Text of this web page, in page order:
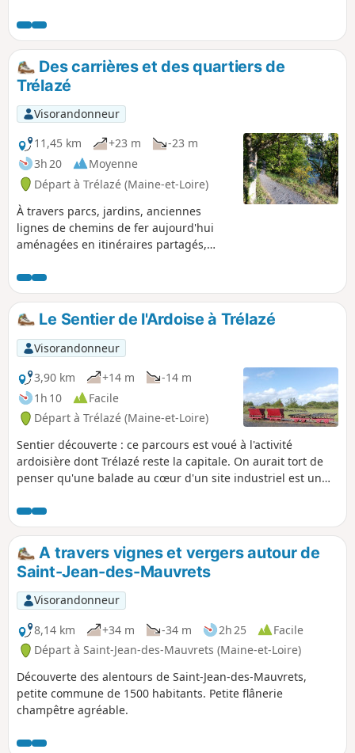
vallée en regorge. Vous remonterez
l’Authion par ses rives, vers le bourg de
Trélazé. Vous reviendrez par la Levée
Napoléon. Vous gravirez la Butte du
Buisson qui vous offrira un point de vue
inoubliable sur la Vallée. Parcours
essentiellement nature à la découverte
de la faune et de la flore typiques de
cette "friche industrielle".
Des carrières et des quartiers de
Trélazé
Visorandonneur
11,45 km
+23 m
-23 m
3h 20
Moyenne
Départ à Trélazé (Maine-et-Loire)
À travers parcs, jardins, anciennes
lignes de chemins de fer aujourd'hui
aménagées en itinéraires partagés,
de schiste et l'habitat de cette ancienne
cité ouvrière. Constituée de petits
villages éparpillés autour d'anciens
gisements ardoisiers, la ville prend un
nouveau visage en intégrant avec
"harmonie" patrimoine industriel et
urbanisme moderne.
Le Sentier de l'Ardoise à Trélazé
Visorandonneur
3,90 km
+14 m
-14 m
1h 10
Facile
Départ à Trélazé (Maine-et-Loire)
Sentier découverte : ce parcours est voué à l'activité
ardoisière dont Trélazé reste la capitale. On aurait tort de
penser qu'une balade au cœur d'un site industriel est un
long du parcours. Tout cela compose un moment magique
que l'on complètera facilement en visitant le très beau
Musée de l'ardoise, juste hommage à la noblesse d'un
matériau et d'un savoir faire retraçant l'histoire ardoisière
A travers vignes et vergers autour de
Saint-Jean-des-Mauvrets
Visorandonneur
8,14 km
+34 m -34 m 2h 25
Facile
Départ à Saint-Jean-des-Mauvrets (Maine-et-Loire)
Découverte des alentours de Saint-Jean-des-Mauvrets,
petite commune de 1500 habitants. Petite flânerie
champêtre agréable.